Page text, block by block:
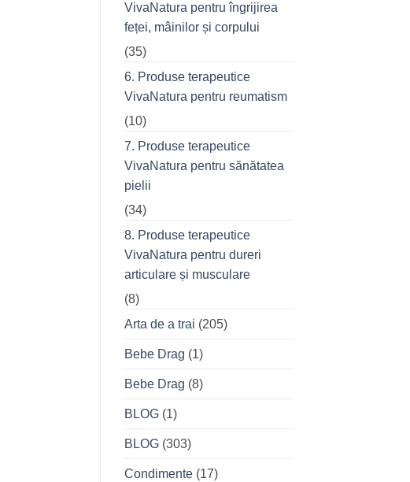
VivaNatura pentru îngrijirea
feței, mâinilor și corpului
(35)
6. Produse terapeutice
VivaNatura pentru reumatism
(10)
7. Produse terapeutice
VivaNatura pentru sănătatea
pielii
(34)
8. Produse terapeutice
VivaNatura pentru dureri
articulare și musculare
(8)
Arta de a trai (205)
Bebe Drag (1)
Bebe Drag (8)
BLOG(1)
BLOG(303)
Condimente(17)